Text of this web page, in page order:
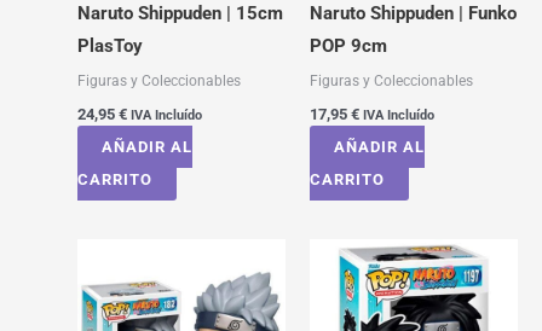
Naruto Shippuden | 15cm
PlasToy
Figuras y Coleccionables
24,95 € IVA Incluído
AÑADIR AL
CARRITO
Naruto Shippuden | Funko
POP 9cm
Figuras y Coleccionables
17,95 € IVA Incluído
AÑADIR AL
CARRITO